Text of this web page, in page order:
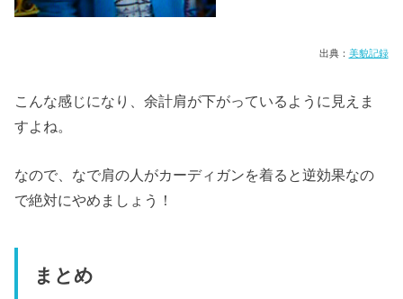
出典： 美貌記録
こんな感じになり、余計肩が下がっているように見えま
すよね。
なので、なで肩の人がカーディガンを着ると逆効果なの
で絶対にやめましょう！
まとめ